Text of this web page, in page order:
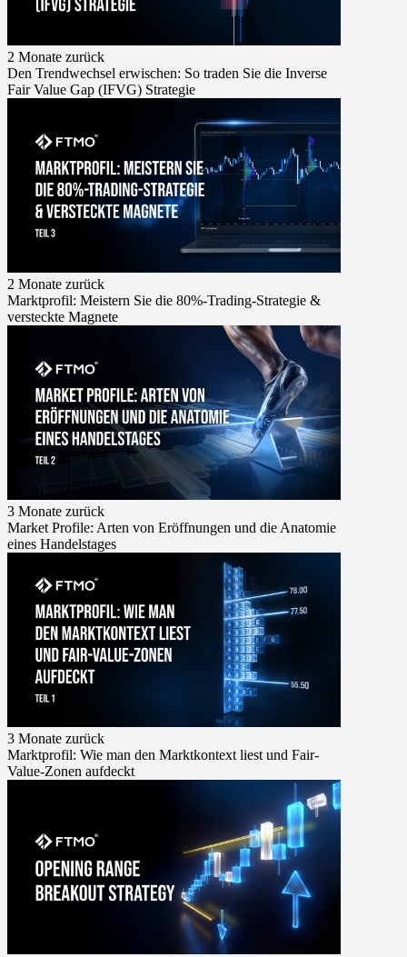
2 Monate zurück
Den Trendwechsel erwischen: So traden Sie die Inverse
Fair Value Gap (IFVG) Strategie
2 Monate zurück
Marktprofil: Meistern Sie die 80%-Trading-Strategie &
versteckte Magnete
3 Monate zurück
Market Profile: Arten von Eröffnungen und die Anatomie
eines Handelstages
3 Monate zurück
Marktprofil: Wie man den Marktkontext liest und Fair-
Value-Zonen aufdeckt